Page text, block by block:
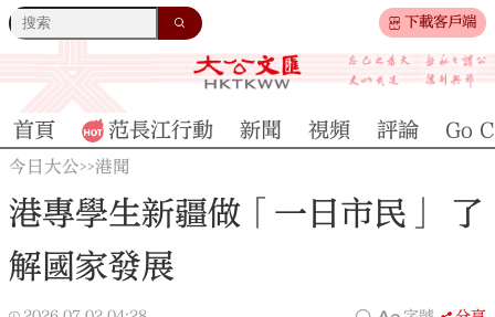
下載客戶端
首頁 范長江行動 新聞 視頻 評論 Go
今日大公>>港聞
港專學生新疆做「一日市民」 了
解國家發展